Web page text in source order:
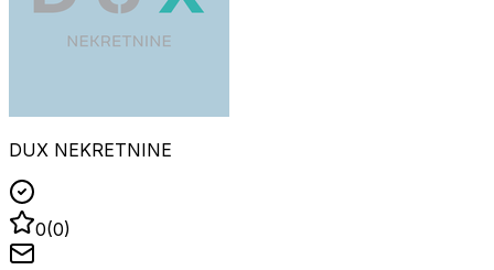
DUX NEKRETNINE
0(0)